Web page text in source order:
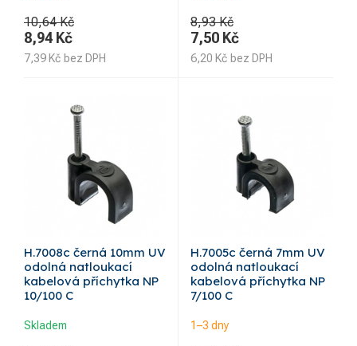
10,64 Kč
8,94 Kč
7,39 Kč bez DPH
8,93 Kč
7,50 Kč
6,20 Kč bez DPH
H.7008c černá 10mm UV
odolná natloukací
kabelová příchytka NP
10/100 C
Skladem
H.7005c černá 7mm UV
odolná natloukací
kabelová příchytka NP
7/100 C
1–3 dny